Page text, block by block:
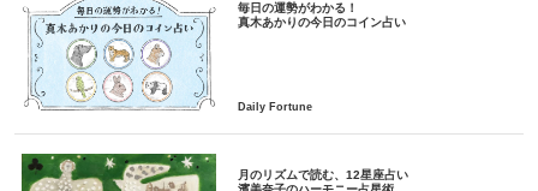
毎日の運勢がわかる！
月のリズムで読む、12星座占い